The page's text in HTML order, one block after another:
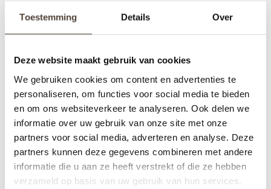
Toestemming Details Over
Deze website maakt gebruik van cookies
We gebruiken cookies om content en advertenties te
personaliseren, om functies voor social media te bieden
en om ons websiteverkeer te analyseren. Ook delen we
informatie over uw gebruik van onze site met onze
partners voor social media, adverteren en analyse. Deze
partners kunnen deze gegevens combineren met andere
informatie die u aan ze heeft verstrekt of die ze hebben
verzameld op basis van uw gebruik van hun services.
WERELDKAMPIOEN -
METALEN 3D SCHILDERIJ
€219,00
USA - METALEN 3D
SCHILDERIJ
€219,00